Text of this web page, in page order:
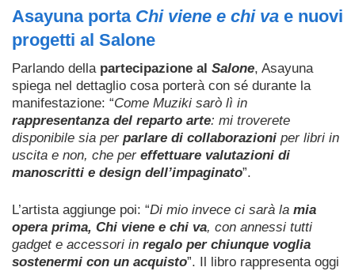
Asayuna porta Chi viene e chi va e nuovi
progetti al Salone
Parlando della partecipazione al Salone, Asayuna
spiega nel dettaglio cosa porterà con sé durante la
manifestazione: “Come Muziki sarò lì in
rappresentanza del reparto arte: mi troverete
disponibile sia per parlare di collaborazioni per libri in
uscita e non, che per effettuare valutazioni di
manoscritti e design dell’impaginato”.
L’artista aggiunge poi: “Di mio invece ci sarà la mia
opera prima, Chi viene e chi va, con annessi tutti
gadget e accessori in regalo per chiunque voglia
sostenermi con un acquisto”. Il libro rappresenta oggi